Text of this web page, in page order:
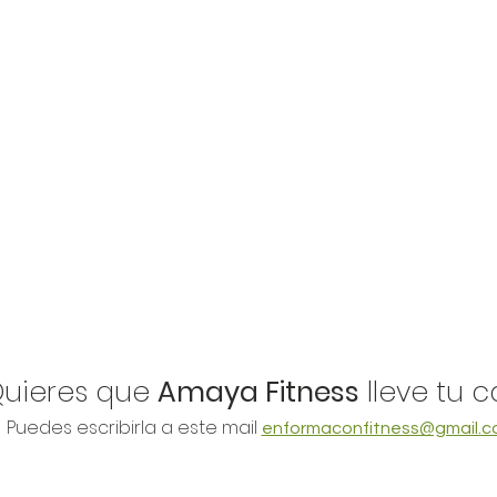
que Amaya Fitness lleve tu
Puedes escribirla a este mail